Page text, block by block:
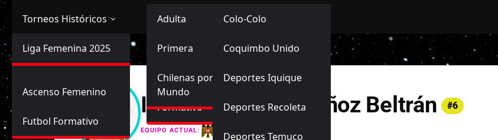
Selección Chilena
Adulta
Sub-20
Sub-17
Futbol Nacional
Primera
Ascenso
Formativo
Futbol Internacional
Chilenas por el
Mundo
Primera
Colo-Colo
Coquimbo Unido
Deportes Iquique
Deportes Recoleta
Deportes Temuco
Ascenso
Torneos Históricos
Primera División
Femenina
Liga Femenina 2025
Ascenso Femenino
Futbol Formativo
Isidora Antonia Muñoz Beltrán #6
EQUIPO ACTUAL: Unión Española